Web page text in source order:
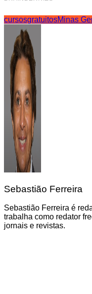
cursosgratuitosMinas
Sebastião Ferreira
Sebastião Ferreira é
trabalha como redator
jornais e revistas.